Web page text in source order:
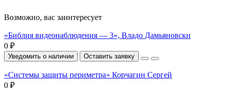
Возможно, вас заинтересует
«Библия видеонаблюдения — 3», Владо Дамьяновски
0 ₽
Уведомить о наличии Оставить заявку
«Системы защиты периметра» Корчагин Сергей
0 ₽